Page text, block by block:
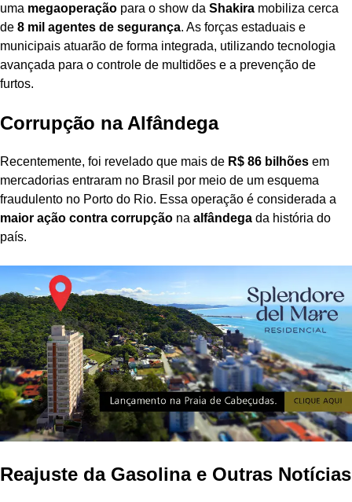
uma megaoperação para o show da Shakira mobiliza cerca
de 8 mil agentes de segurança. As forças estaduais e
municipais atuarão de forma integrada, utilizando tecnologia
avançada para o controle de multidões e a prevenção de
furtos.
Corrupção na Alfândega
Recentemente, foi revelado que mais de R$ 86 bilhões em
mercadorias entraram no Brasil por meio de um esquema
fraudulento no Porto do Rio. Essa operação é considerada a
maior ação contra corrupção na alfândega da história do
país.
Reajuste da Gasolina e Outras Notícias